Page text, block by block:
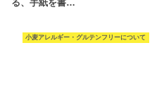
る、手紙を書…
小麦アレルギー・グルテンフリーについて